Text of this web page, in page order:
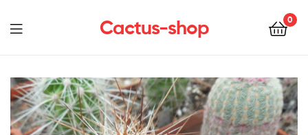
Cactus-shop 0
Menu